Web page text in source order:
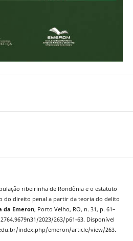
ribeirinha de Rondônia e o estatuto
do direito penal a partir da teoria do delito
da Emeron, Porto Velho, RO, n. 31, p. 61–
2023/263/p61-63. Disponível
index.php/emeron/article/view/263.